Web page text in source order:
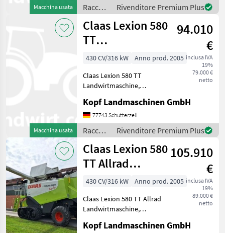
Macchina usata
Erntearbeiten. Mit 6.650
Betriebsstunden u
Raccolto
agricolo
/ Claas
Rivenditore Premium Plus
Macchina usata
Claas Lexion 580
TT
Landwirtmaschine
Mercedes-Mo
94.010
€
inclusa IVA
19%
79.000 €
netto
430 CV/316 kW
Anno prod. 2005
Claas Lexion 580 TT
Landwirtmaschine,
Trommelstunden (Int.Nr.
17804) AutoContour
Schneidwerksregelung,
Beleuchtung für klappbare
Vorsatzgerät
Kopf Landmaschinen GmbH
77743 Schutterzell
Raccolto
agricolo
/ Claas
Rivenditore Premium Plus
Claas Lexion 580
TT Allrad
Landwirtmaschine
Merc
105.910
€
inclusa IVA
19%
89.000 €
netto
430 CV/316 kW
Anno prod. 2005
Claas Lexion 580 TT Allrad
Landwirtmaschine,
Trommelstunden (Int. Nr.
Kopf Landmaschinen GmbH